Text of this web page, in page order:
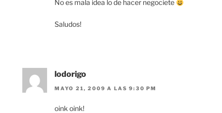
No es mala idea lo de hacer negociete
Saludos!
lodorigo
MAYO 21, 2009 A LAS 9:30 PM
oink oink!